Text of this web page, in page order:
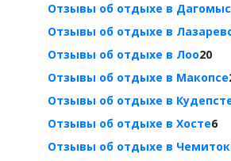
Отзывы об отдыхе в
Отзывы об отдыхе в
Отзывы об отдыхе в Лоо20
Отзывы об отдыхе в Макопсе
Отзывы об отдыхе в
Отзывы об отдыхе в Хосте6
Отзывы об отдыхе в